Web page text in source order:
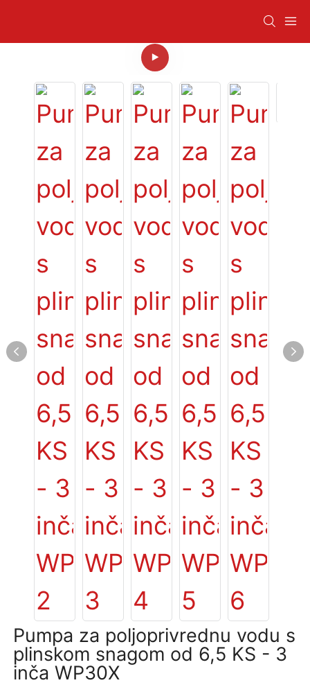
Pumpa za poljoprivrednu vodu s
plinskom snagom od 6,5 KS - 3
inča WP30X